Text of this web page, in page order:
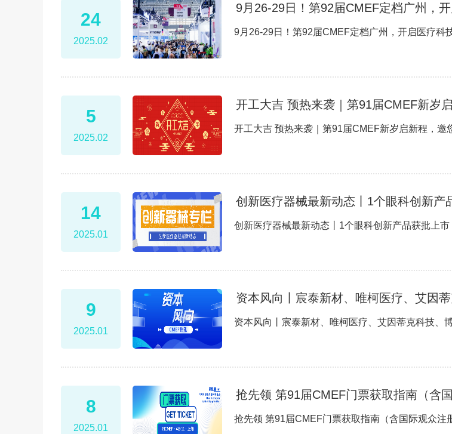
24
2025.02
9月26-29日！第92届CMEF定档广州，
5
2025.02
开工大吉 预热来袭｜第91届CMEF新岁
开工大吉 预热来袭｜第91届CMEF新岁启新程，邀
14
2025.01
创新医疗器械最新动态丨1个眼科创新产
创新医疗器械最新动态丨1个眼科创新产品获批上市
9
2025.01
资本风向丨宸泰新材、唯柯医疗、艾因
资本风向丨宸泰新材、唯柯医疗、艾因蒂克科技、
8
2025.01
抢先领 第91届CMEF门票获取指南（含
抢先领 第91届CMEF门票获取指南（含国际观众注